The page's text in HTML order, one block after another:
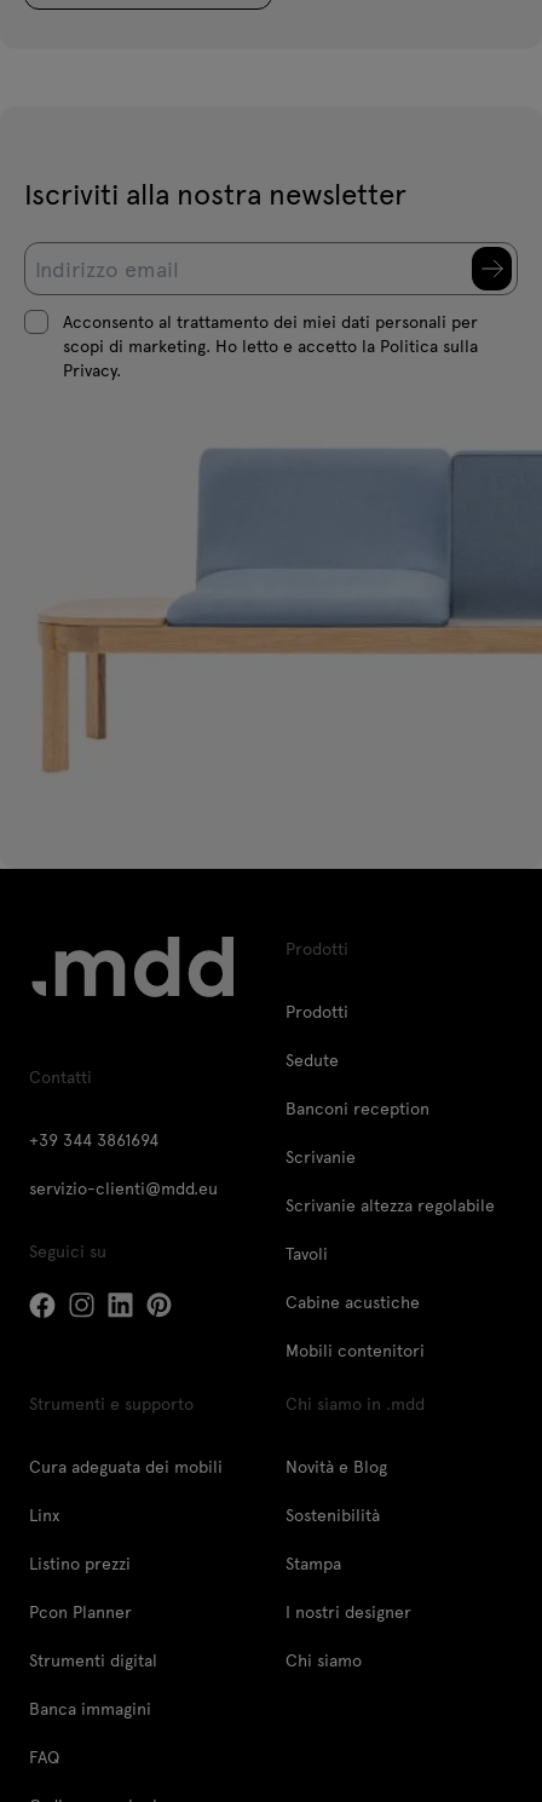
Iscriviti alla nostra newsletter
Acconsento al trattamento dei miei dati personali per
scopi di marketing. Ho letto e accetto la Politica sulla
Privacy.
Contatti
+39 344 3861694
servizio-clienti@mdd.eu
Seguici su
Prodotti
Prodotti
Sedute
Banconi reception
Scrivanie
Scrivanie altezza regolabile
Tavoli
Cabine acustiche
Mobili contenitori
Strumenti e supporto
Cura adeguata dei mobili
Linx
Listino prezzi
Pcon Planner
Strumenti digital
Banca immagini
FAQ
Chi siamo in .mdd
Novità e Blog
Sostenibilità
Stampa
I nostri designer
Chi siamo